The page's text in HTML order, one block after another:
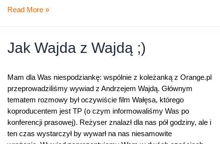
Jak
Wajdą
cz.
Read More »
Jak Wajda z Wajdą ;)
Mam dla Was niespodziankę: wspólnie z koleżanką z Orange.pl
przeprowadziliśmy wywiad z Andrzejem Wajdą. Głównym
tematem rozmowy był oczywiście film Wałęsa, którego
koproducentem jest TP (o czym informowaliśmy Was po
konferencji prasowej). Reżyser znalazł dla nas pół godziny, ale i
ten czas wystarczył by wywarł na nas niesamowite